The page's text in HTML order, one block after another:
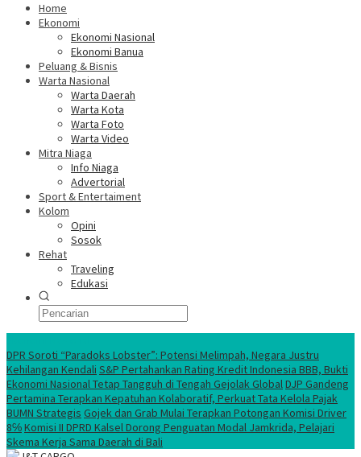
Home
Ekonomi
Ekonomi Nasional
Ekonomi Banua
Peluang & Bisnis
Warta Nasional
Warta Daerah
Warta Kota
Warta Foto
Warta Video
Mitra Niaga
Info Niaga
Advertorial
Sport & Entertaiment
Kolom
Opini
Sosok
Rehat
Traveling
Edukasi
DPR Soroti “Paradoks Lobster”: Potensi Melimpah, Negara Justru
Kehilangan Kendali S&P Pertahankan Rating Kredit Indonesia BBB, Bukti
Ekonomi Nasional Tetap Tangguh di Tengah Gejolak GlobalDJP Gandeng
Pertamina Terapkan Kepatuhan Kolaboratif, Perkuat Tata Kelola Pajak
BUMN Strategis Gojek dan Grab Mulai Terapkan Potongan Komisi Driver
8℅Komisi II DPRD Kalsel Dorong Penguatan Modal Jamkrida, Pelajari
Skema Kerja Sama Daerah di Bali